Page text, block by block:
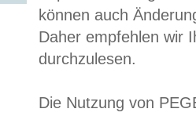
können auch
Daher empfehlen wir
durchzulesen.
Die Nutzung von